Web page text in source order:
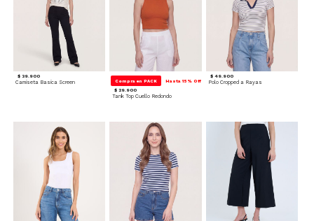
$ 39.900
Camiseta Basica Screen Compra en PACK Hasta 15% Off
$ 29.900
Tank Top Cuello Redondo
$ 49.900
Polo Cropped a Rayas